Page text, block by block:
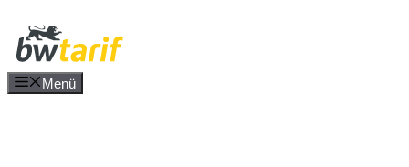
Inhalt
springen
Menü